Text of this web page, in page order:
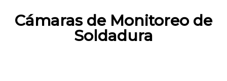
Cámaras de Monitoreo de
Soldadura